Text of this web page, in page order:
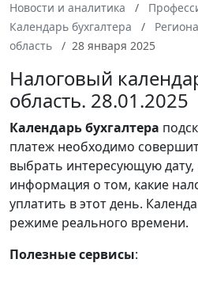
Новости и аналитика
Календарь бухгалтера
область
28 января 2025
Налоговый
область. 28.01.2025
Календарьбухгалтера
платеж необходимо
выбрать интересующую дату,
информация о том, какие
уплатить в этот день.
режиме реального времени.
Полезные сервисы: